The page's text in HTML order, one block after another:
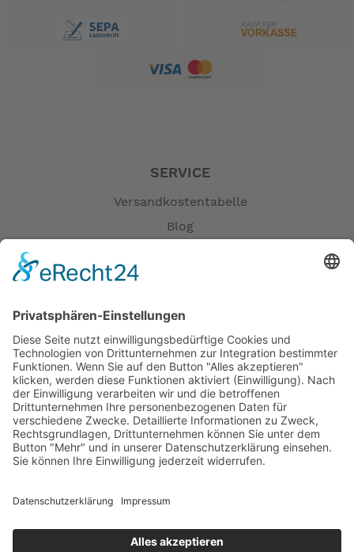
SERVICE
Versandkostentabelle
Blog
Öffnungszeiten
Versandpartner
Verfügbarkeiten
Zahlung und Versand
Datenschutz
Fernabsatz
Widerrufsrecht bei Reparatur
Kontakt